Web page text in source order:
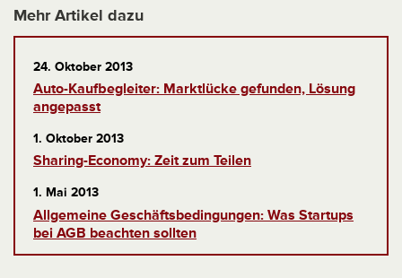
Mehr Artikel dazu
24. Oktober 2013
Auto-Kaufbegleiter: Marktlücke gefunden, Lösung
angepasst
1. Oktober 2013
Sharing-Economy: Zeit zum Teilen
1. Mai 2013
Allgemeine Geschäftsbedingungen: Was Startups
bei AGB beachten sollten